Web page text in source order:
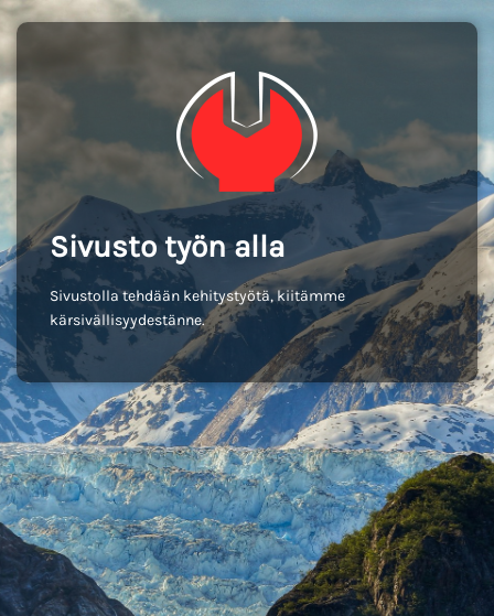
Sivusto työn alla
Sivustolla tehdään kehitystyötä, kiitämme
kärsivällisyydestänne.